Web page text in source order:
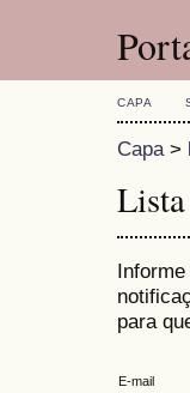
CAPA
Capa>
para
E-mail